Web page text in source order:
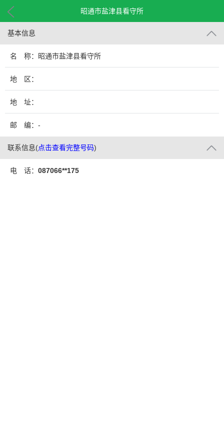
昭通市盐津县看守所
基本信息
名 称：昭通市盐津县看守所
地 区：
地 址：
邮 编：-
联系信息(点击查看完整号码)
电 话： 087066**175